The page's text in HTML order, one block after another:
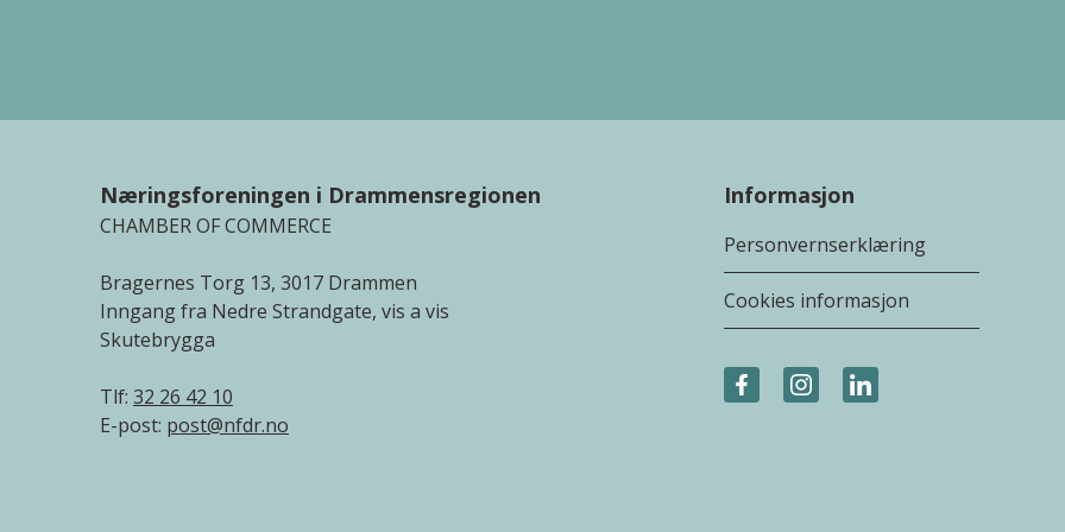
Næringsforeningen i Drammensregionen
CHAMBER OF COMMERCE
Bragernes Torg 13, 3017 Drammen
Inngang fra Nedre Strandgate, vis a vis
Skutebrygga
Tlf: 32 26 42 10
E-post: post@nfdr.no
Informasjon
Personvernserklæring
Cookies informasjon